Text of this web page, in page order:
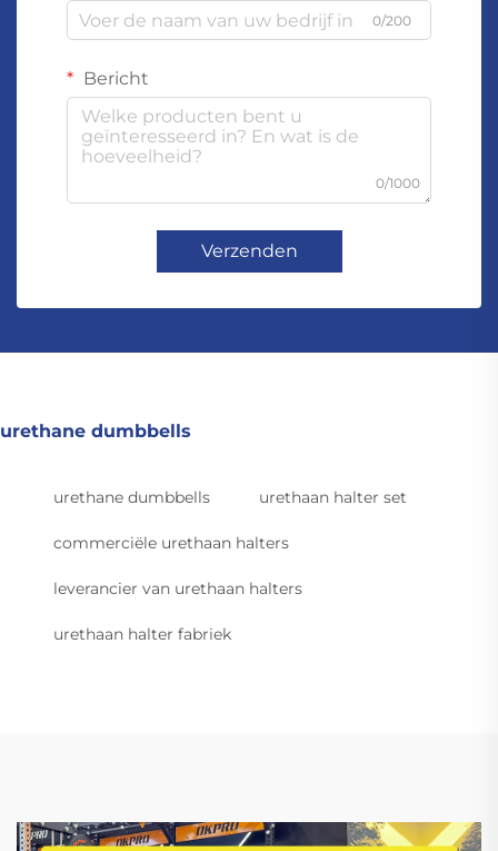
0/200
Bericht
0/1000
Verzenden
urethane dumbbells
urethane dumbbells urethaan halter set
commerciële urethaan halters
leverancier van urethaan halters
urethaan halter fabriek